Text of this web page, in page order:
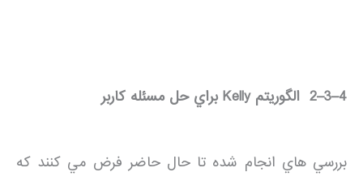
4
–
3
–
2 الگوريتمKelly براي حل مسئله كاربر
بررسي هاي انجام شده تا حال حاضر فرض مي كنند كه